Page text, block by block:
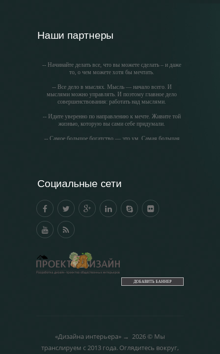
Наши партнеры
-- Начинайте делать все, что вы можете сделать – и даже
то, о чем можете хотя бы мечтать.
-- Все дело в мыслях. Мысль — начало всего. И
мыслями можно управлять. И поэтому главное дело
совершенствования: работать над мыслями.
-- Идите уверенно по направлению к мечте. Живите той
жизнью, которую вы сами себе придумали.
-- Самое большое богатство — это ум. Самая большая
полезен никому, кроме того, кто его дал.
дают мне.
Социальные сети
ДОБАВИТЬ БАННЕР
«Дизайна интерьера» → 2026© Мы
транслируем с 2013 года. Оглядитесь вокруг,